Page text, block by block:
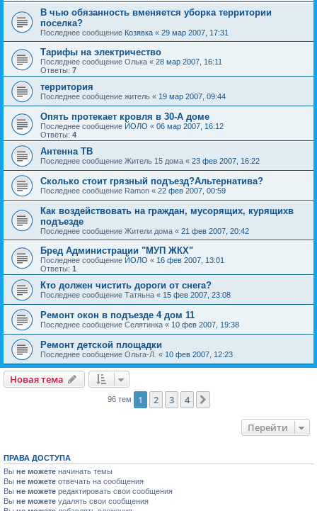
В чью обязанность вменяется уборка территории
поселка?
Последнее сообщение Козявка « 29 мар 2007, 17:31
Тарифы на электричество
Последнее сообщение Oлькa « 28 мар 2007, 16:11
Ответы: 7
территория
Последнее сообщение житель « 19 мар 2007, 09:44
Опять протекает кровля в 30-А доме
Последнее сообщение ЙОЛО « 06 мар 2007, 16:12
Ответы: 4
Антенна ТВ
Последнее сообщение Житель 15 дома « 23 фев 2007, 16:22
Сколько стоит грязный подъезд?Альтернатива?
Последнее сообщение Ramon « 22 фев 2007, 00:59
Как воздействовать на граждан, мусорящих, курящихв
подъезде
Последнее сообщение Жители дома « 21 фев 2007, 20:42
Бред Администрации "МУП ЖКХ"
Последнее сообщение ЙОЛО « 16 фев 2007, 13:01
Ответы: 1
Кто должен чистить дороги от снега?
Последнее сообщение Татяьна « 15 фев 2007, 23:08
Ремонт окон в подъезде 4 дом 11
Последнее сообщение Селятинка « 10 фев 2007, 19:38
Ремонт детской площадки
Последнее сообщение Ольга-Л. « 10 фев 2007, 12:23
Новая тема
96 тем 1 2 3 4
Перейти
ПРАВА ДОСТУПА
Вы не можете начинать темы
Вы не можете отвечать на сообщения
Вы не можете редактировать свои сообщения
Вы не можете удалять свои сообщения